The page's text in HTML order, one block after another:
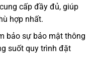
cấp đầy đủ, giúp
hợp nhất.
bảo sự bảo mật thông
suốt quy trình đặt